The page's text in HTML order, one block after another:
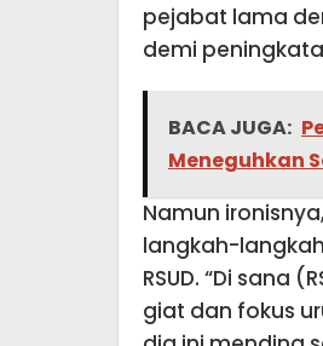
pejabat lama
demi
BACA JUGA:
Meneguhkan
Namun
langkah-
RSUD. “Di sana
giat dan fokus